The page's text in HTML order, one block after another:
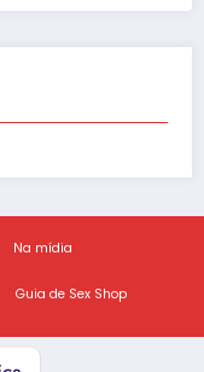
Na mídia
Guia de Sex Shop